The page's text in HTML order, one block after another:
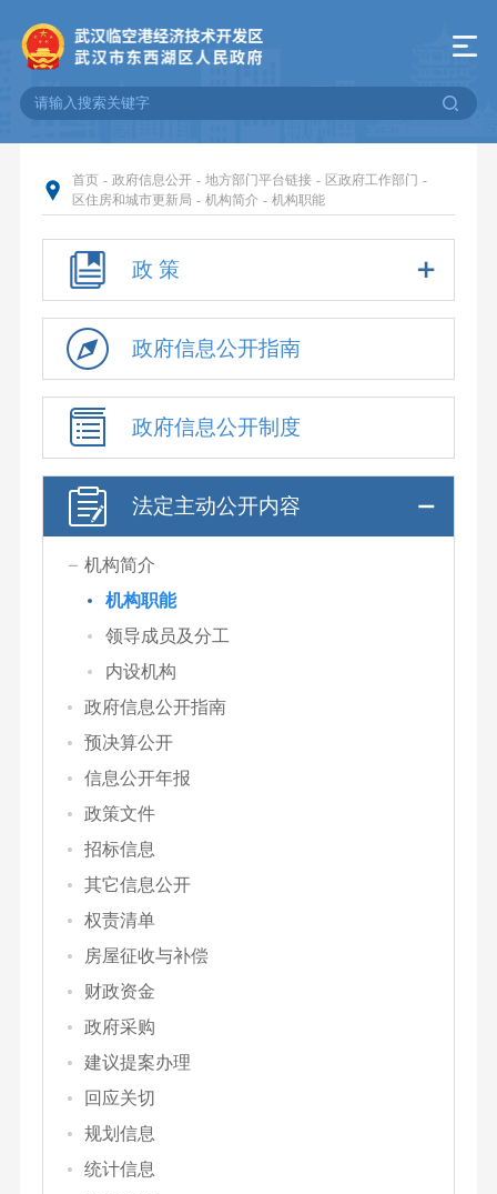
首页 - 政府信息公开 - 地方部门平台链接 - 区政府工作部门 -
区住房和城市更新局 - 机构简介 - 机构职能
政 策
政府信息公开指南
政府信息公开制度
法定主动公开内容
机构简介
机构职能
领导成员及分工
内设机构
政府信息公开指南
预决算公开
信息公开年报
政策文件
招标信息
其它信息公开
权责清单
房屋征收与补偿
财政资金
政府采购
建议提案办理
回应关切
规划信息
统计信息